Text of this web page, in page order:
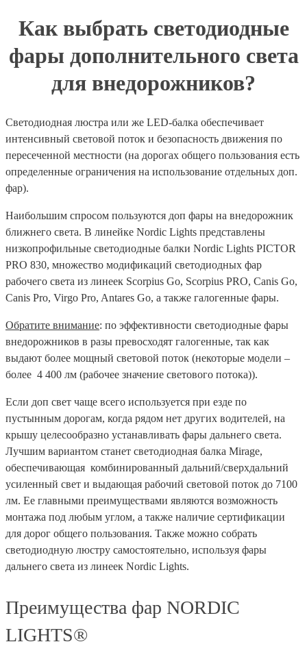
Как выбрать светодиодные
фары дополнительного света
для внедорожников?
Светодиодная люстра или же LED-балка обеспечивает
интенсивный световой поток и безопасность движения по
пересеченной местности (на дорогах общего пользования есть
определенные ограничения на использование отдельных доп.
фар).
Наибольшим спросом пользуются доп фары на внедорожник
ближнего света. В линейке Nordic Lights представлены
низкопрофильные светодиодные балки Nordic Lights PICTOR
PRO 830, множество модификаций светодиодных фар
рабочего света из линеек Scorpius Go, Scorpius PRO, Canis Go,
Canis Pro, Virgo Pro, Antares Go, а также галогенные фары.
Обратите внимание: по эффективности светодиодные фары
внедорожников в разы превосходят галогенные, так как
выдают более мощный световой поток (некоторые модели –
более 4 400 лм (рабочее значение светового потока)).
Если доп свет чаще всего используется при езде по
пустынным дорогам, когда рядом нет других водителей, на
крышу целесообразно устанавливать фары дальнего света.
Лучшим вариантом станет светодиодная балка Mirage,
обеспечивающая комбинированный дальний/сверхдальний
усиленный свет и выдающая рабочий световой поток до 7100
лм. Ее главными преимуществами являются возможность
монтажа под любым углом, а также наличие сертификации
для дорог общего пользования. Также можно собрать
светодиодную люстру самостоятельно, используя фары
дальнего света из линеек Nordic Lights.
Преимущества фар NORDIC
LIGHTS®